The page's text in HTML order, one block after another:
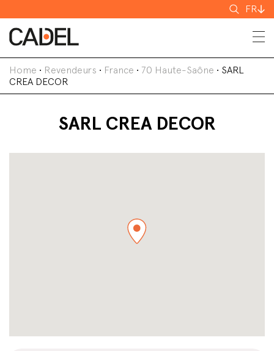
FR
Home • Revendeurs • France • 70 Haute-Saône • SARL
CREA DECOR
SARL CREA DECOR